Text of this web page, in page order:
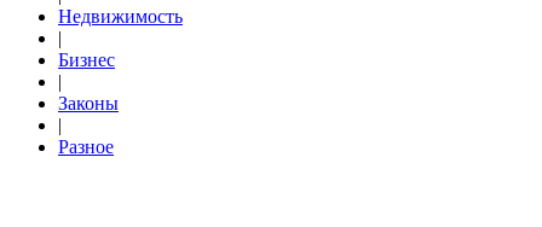
Недвижимость
|
Бизнес
|
Законы
|
Разное